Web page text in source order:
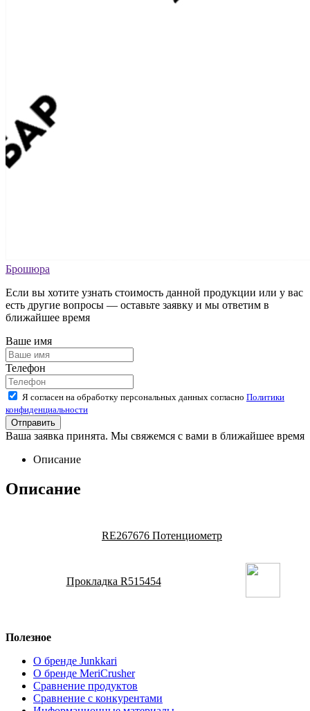
Брошюра
Если вы хотите узнать стоимость данной продукции или у вас
есть другие вопросы — оставьте заявку и мы ответим в
ближайшее время
Ваше имя
Телефон
Я согласен на обработку персональных данных согласно Политики
конфиденциальности
Ваша заявка принята. Мы свяжемся с вами в ближайшее время
Описание
Описание
RE267676 Потенциометр
Прокладка R515454
Полезное
О бренде Junkkari
О бренде MeriCrusher
Сравнение продуктов
Сравнение с конкурентами